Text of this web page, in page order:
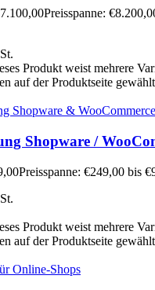
Preisspanne:
Produkt weist mehrere
auf der Produktseite
Shopware /
Preisspanne: €249,00 bis
Produkt weist mehrere
auf der Produktseite